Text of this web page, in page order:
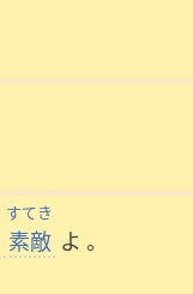
すてき
素敵 よ 。